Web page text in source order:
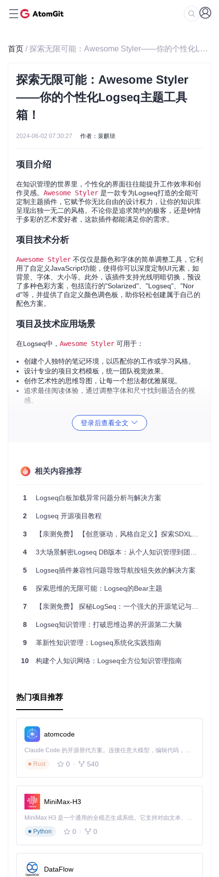
首页 / 探索无限可能：Awesome Styler——你的个性化Logseq主题工具箱！
探索无限可能：Awesome Styler
——你的个性化Logseq主题工具
箱！
2024-06-02 07:30:27 作者：裴麒琰
项目介绍
在知识管理的世界里，个性化的界面往往能提升工作效率和创
作灵感。 Awesome Styler 是一款专为Logseq打造的全能可
定制主题插件，它赋予你无比自由的设计权力，让你的知识库
呈现出独一无二的风格。不论你是追求简约的极客，还是钟情
于多彩的艺术爱好者，这款插件都能满足你的需求。
项目技术分析
Awesome Styler 不仅仅是颜色和字体的简单调整工具，它利
用了自定义JavaScript功能，使得你可以深度定制UI元素，如
背景、字体、大小等。此外，该插件支持光线明暗切换，预设
了多种色彩方案，包括流行的"Solarized"、"Logseq"、"Nor
d"等，并提供了自定义颜色调色板，助你轻松创建属于自己的
配色方案。
项目及技术应用场景
在Logseq中， Awesome Styler 可用于：
创建个人独特的笔记环境，以匹配你的工作或学习风格。
设计专业的项目文档模板，统一团队视觉效果。
创作艺术性的思维导图，让每一个想法都优雅展现。
追求最佳阅读体验，通过调整字体和尺寸找到最适合的视
感。
Banners plugin集成，让你的主题背景更具动态
高度自定义：从色彩到字体，再到尺寸，一切皆可定制。
预设主题：内置多款经典主题，一键切换。
的任何一张高分辨率照片。
应作息。
安装与使用
通过Logseq的市场插件商店即可轻松安装，或者手动下载最
新版本并放置到正确目录。所有的设置选项都在易于操作的界
面上等待你的探索。
让我们一起，用 Awesome Styler
打造属于你的专属Logseq
世界，享受独一无二的创作乐趣！如果你喜欢这个项目，请不
要忘记在GitHub上给予支持，一杯咖啡足以激励开发者持续创
新。🎉
立即尝试 Awesome Styler
加入Logseq社区，获取更多资源和帮助
查看完整项目文档及许可证信息
登录后查看全文
相关内容推荐
1 Logseq白板加载异常问题分析与解决方案
2 Logseq 开源项目教程
3 【亲测免费】 【创意驱动，风格自定义】探索SDXL Prompt Styler：为您的AI创作注入无限灵感
4 3大场景解密Logseq DB版本：从个人知识管理到团队协作的实战指南
5 Logseq插件兼容性问题导致导航按钮失效的解决方案
6 探索思维的无限可能：Logseq的Bear主题
7 【亲测免费】 探秘LogSeq：一个强大的开源笔记与思维导图工具
8 Logseq知识管理：打破思维边界的开源第二大脑
9 革新性知识管理：Logseq系统化实践指南
10 构建个人知识网络：Logseq全方位知识管理指南
热门项目推荐
atomcode
Claude Code 的开源替代方案。连接任意大模型，编辑代码，运行命令，自动验证 — 全自动执行。用 Rust 构建，极致性能。 ｜ An open-source alternative to Claude Code. Connect any LLM, edit code, run commands, and verify changes — autonomously. Built in Rust for speed. Get Started
Rust
0 540
MiniMax-H3
MiniMax H3 是一个通用的全模态生成系统。它支持对由文本、图像、视频和音频组成的多模态上下文进行统一理解，并能生成分辨率高达 2K、时长可达 15 秒的带原生立体声音频的视频。得益于面向任务泛化的系统设计，H3 在预训练阶段就已具备广泛的多模态上下文理解与生成能力，能够出色地执行复杂的多模态指令。
Python
0 0
DataFlow